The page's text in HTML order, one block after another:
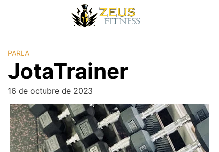
PARLA
JotaTrainer
16 de octubre de 2023